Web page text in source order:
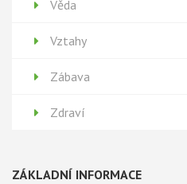
Věda
Vztahy
Zábava
Zdraví
ZÁKLADNÍ INFORMACE